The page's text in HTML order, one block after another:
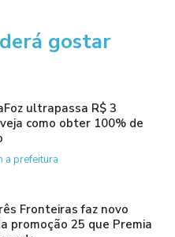
gostar
ultrapassa R$ 3
como obter 100% de
a prefeitura
Fronteiras faz novo
promoção 25 que Premia